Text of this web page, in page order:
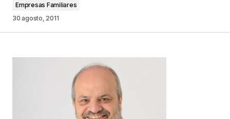
marcados con*
*
Empresas Familiares
30 agosto, 2011